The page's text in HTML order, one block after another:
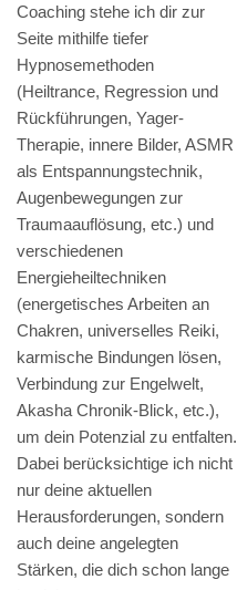
Coaching stehe ich dir zur
Seite mithilfe tiefer
Hypnosemethoden
(Heiltrance, Regression und
Rückführungen, Yager-
Therapie, innere Bilder, ASMR
als Entspannungstechnik,
Augenbewegungen zur
Traumaauflösung, etc.) und
verschiedenen
Energieheiltechniken
(energetisches Arbeiten an
Chakren, universelles Reiki,
karmische Bindungen lösen,
Verbindung zur Engelwelt,
Akasha Chronik-Blick, etc.),
um dein Potenzial zu entfalten.
Dabei berücksichtige ich nicht
nur deine aktuellen
Herausforderungen, sondern
auch deine angelegten
Stärken, die dich schon lange